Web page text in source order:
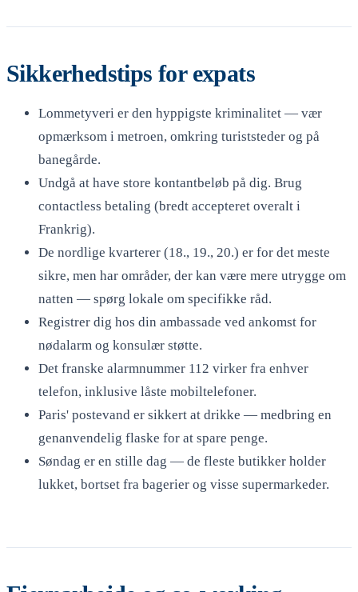
Sikkerhedstips for expats
Lommetyveri er den hyppigste kriminalitet — vær
opmærksom i metroen, omkring turiststeder og på
banegårde.
Undgå at have store kontantbeløb på dig. Brug
contactless betaling (bredt accepteret overalt i
Frankrig).
De nordlige kvarterer (18., 19., 20.) er for det meste
sikre, men har områder, der kan være mere utrygge om
natten — spørg lokale om specifikke råd.
Registrer dig hos din ambassade ved ankomst for
nødalarm og konsulær støtte.
Det franske alarmnummer 112 virker fra enhver
telefon, inklusive låste mobiltelefoner.
Paris' postevand er sikkert at drikke — medbring en
genanvendelig flaske for at spare penge.
Søndag er en stille dag — de fleste butikker holder
lukket, bortset fra bagerier og visse supermarkeder.